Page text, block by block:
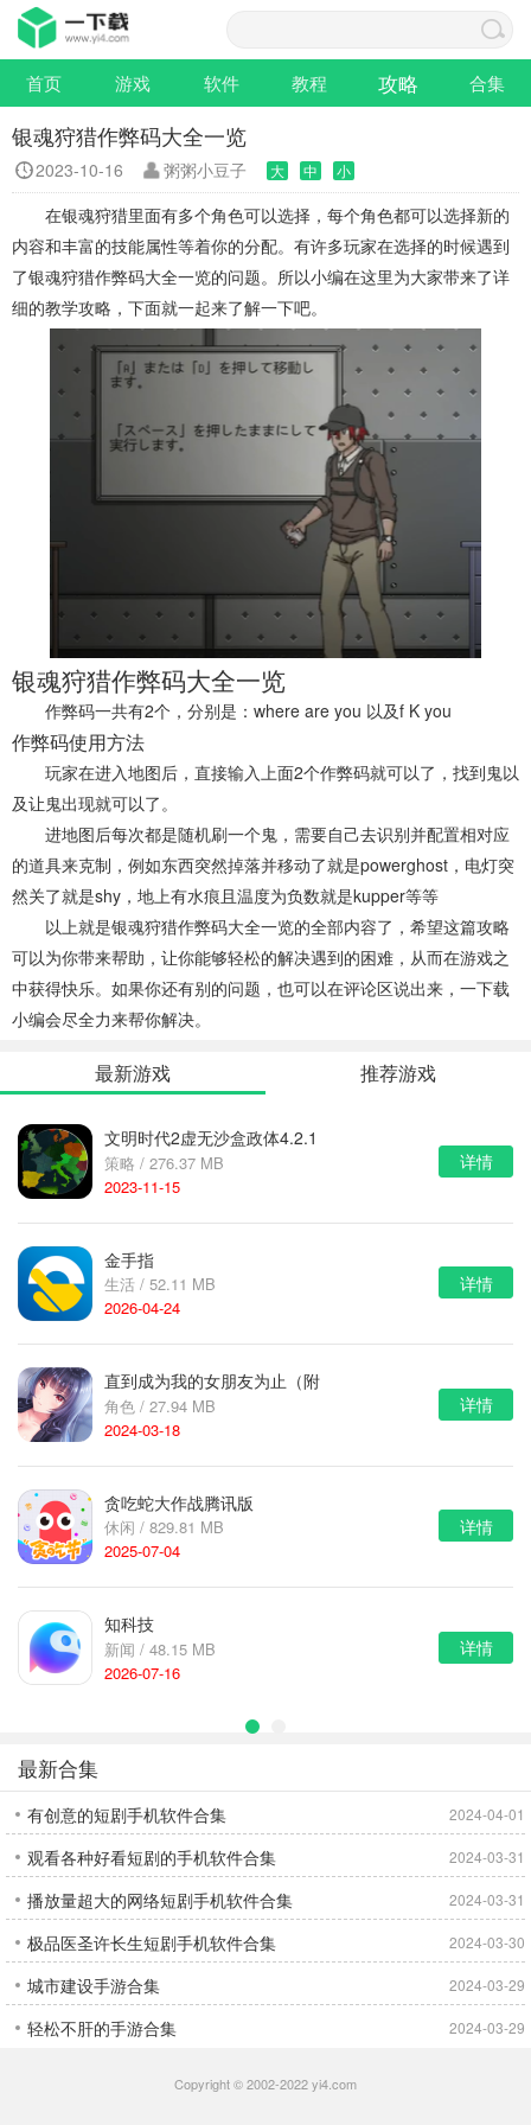
首页 游戏 软件 教程 攻略 合集
银魂狩猎作弊码大全一览
2023-10-16 粥粥小豆子 大 中 小
在银魂狩猎里面有多个角色可以选择，每个角色都可以选择新的
内容和丰富的技能属性等着你的分配。有许多玩家在选择的时候遇到
了银魂狩猎作弊码大全一览的问题。所以小编在这里为大家带来了详
细的教学攻略，下面就一起来了解一下吧。
银魂狩猎作弊码大全一览
作弊码一共有2个，分别是：where are you 以及f K you
作弊码使用方法
玩家在进入地图后，直接输入上面2个作弊码就可以了，找到鬼以
及让鬼出现就可以了。
进地图后每次都是随机刷一个鬼，需要自己去识别并配置相对应
的道具来克制，例如东西突然掉落并移动了就是powerghost，电灯突
然关了就是shy，地上有水痕且温度为负数就是kupper等等
以上就是银魂狩猎作弊码大全一览的全部内容了，希望这篇攻略
可以为你带来帮助，让你能够轻松的解决遇到的困难，从而在游戏之
中获得快乐。如果你还有别的问题，也可以在评论区说出来，一下载
小编会尽全力来帮你解决。
最新游戏 推荐游戏
文明时代2虚无沙盒政体4.2.1
策略 / 276.37 MB
2023-11-15
详情
金手指
生活 / 52.11 MB
2026-04-24
详情
直到成为我的女朋友为止（附
完美攻略）
角色 / 27.94 MB
2024-03-18
详情
贪吃蛇大作战腾讯版
休闲 / 829.81 MB
2025-07-04
详情
知科技
新闻 / 48.15 MB
2026-07-16
详情
最新合集
有创意的短剧手机软件合集 2024-04-01
观看各种好看短剧的手机软件合集 2024-03-31
播放量超大的网络短剧手机软件合集 2024-03-31
极品医圣许长生短剧手机软件合集 2024-03-30
城市建设手游合集 2024-03-29
轻松不肝的手游合集 2024-03-29
Copyright © 2002-2022 yi4.com